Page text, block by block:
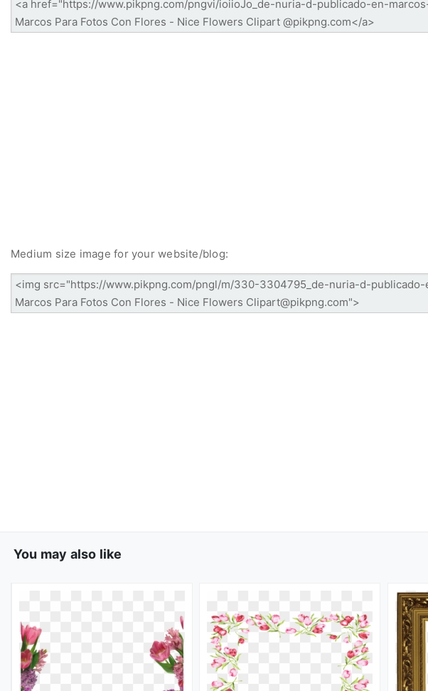
Medium size image for your website/blog:
You may also like